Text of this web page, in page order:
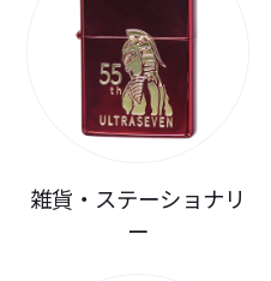
雑貨・ステーショナリ
ー